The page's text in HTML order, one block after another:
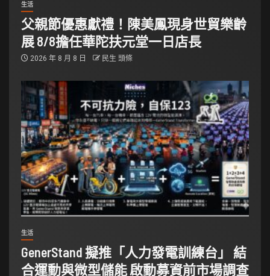
生活
父親節優惠獻禮！陳美鳳現身世貿樂齡
展 8/8擔任華陀扶元堂一日店長
2026 年 8 月 8 日 民生 頭條
生活
GenerStand 擬推「人力發電訓練台」 結
合運動與微型儲能 啟動募資前市場調查